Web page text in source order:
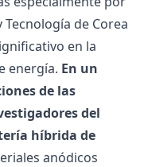
de Corea
en la
energía. En un
de las
del
híbrida de
anódicos